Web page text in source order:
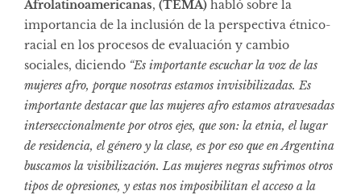
Afrolatinoamericanas, (TEMA) habló sobre la
importancia de la inclusión de la perspectiva étnico-
racial en los procesos de evaluación y cambio
sociales, diciendo “Es importante escuchar la voz de las
mujeres afro, porque nosotras estamos invisibilizadas. Es
importante destacar que las mujeres afro estamos atravesadas
interseccionalmente por otros ejes, que son: la etnia, el lugar
de residencia, el género y la clase, es por eso que en Argentina
buscamos la visibilización. Las mujeres negras sufrimos otros
tipos de opresiones, y estas nos imposibilitan el acceso a la